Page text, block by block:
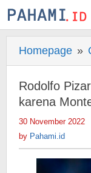
Skip
to
Homepage »
Rodolfo
karena
30 November 2022
by Pahami.id